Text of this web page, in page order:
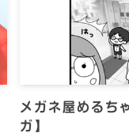
メガネ屋めるち
ガ】